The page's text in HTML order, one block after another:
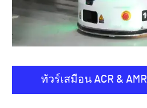
ทัวร์เสมือน ACR & AMR